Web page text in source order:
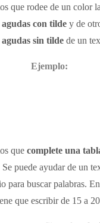
que rodee de un color
con tilde y de
sin tilde de un
Ejemplo:
que complete una
puede ayudar de un
para buscar palabras.
que escribir de 15 a